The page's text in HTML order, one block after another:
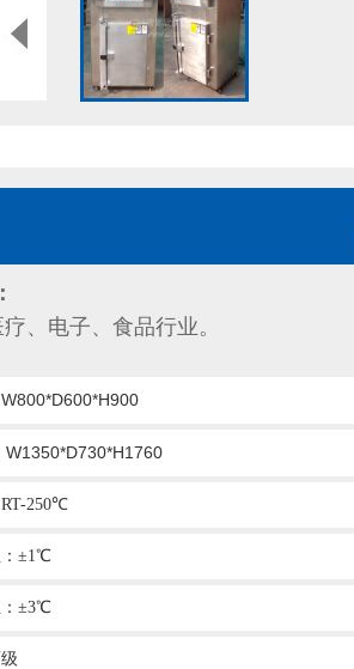
子、食品行业。
W800*D600*H900
W1350*D730*H1760
250℃
：±1℃
：±3℃